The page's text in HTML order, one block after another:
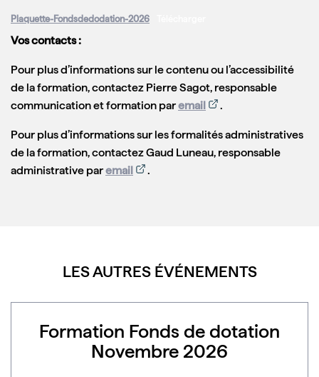
Plaquette-Fondsdedodation-2026
Vos contacts :
Pour plus d’informations sur le contenu ou l’accessibilité
de la formation, contactez Pierre Sagot, responsable
communication et formation paremail .
Pour plus d’informations sur les formalités administratives
de la formation, contactez Gaud Luneau, responsable
administrative paremail .
LES AUTRES ÉVÉNEMENTS
Formation Fonds de dotation
Novembre 2026